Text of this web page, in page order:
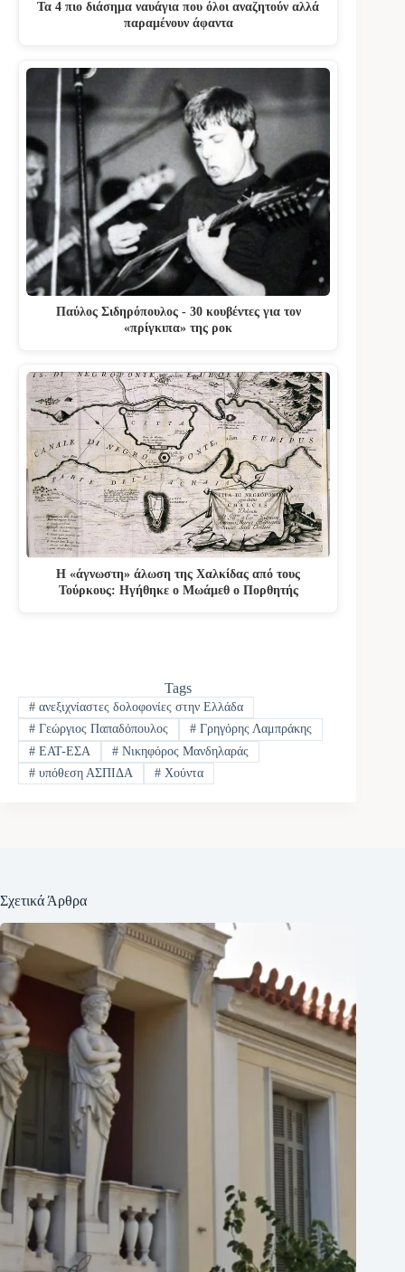
Τα 4 πιο διάσημα ναυάγια που όλοι αναζητούν αλλά
παραμένουν άφαντα
Παύλος Σιδηρόπουλος - 30 κουβέντες για τον
«πρίγκιπα» της ροκ
Η «άγνωστη» άλωση της Χαλκίδας από τους
Τούρκους: Ηγήθηκε ο Μωάμεθ ο Πορθητής
Tags
#ανεξιχνίαστες δολοφονίες στην Ελλάδα
#Γεώργιος Παπαδόπουλος #Γρηγόρης Λαμπράκης
#ΕΑΤ-ΕΣΑ #Νικηφόρος Μανδηλαράς
#υπόθεση ΑΣΠΙΔΑ #Χούντα
Σχετικά Άρθρα